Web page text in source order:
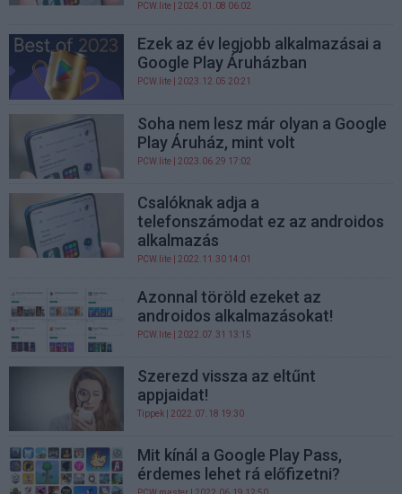
PCW.lite | 2024.01.08 06:02
Ezek az év legjobb alkalmazásai a
Google Play Áruházban
PCW.lite | 2023.12.05 20:21
Soha nem lesz már olyan a Google
Play Áruház, mint volt
PCW.lite | 2023.06.29 17:02
Csalóknak adja a
telefonszámodat ez az androidos
alkalmazás
PCW.lite | 2022.11.30 14:01
Azonnal töröld ezeket az
androidos alkalmazásokat!
PCW.lite | 2022.07.31 13:15
Szerezd vissza az eltűnt
appjaidat!
Tippek | 2022.07.18 19:30
Mit kínál a Google Play Pass,
érdemes lehet rá előfizetni?